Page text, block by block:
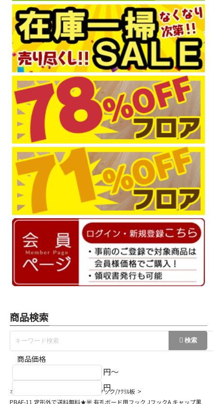
商品検索
商品価格
円～
円
ホーム
有孔ﾎﾞｰﾄﾞフック/ｱｸﾘﾙ板
PBAF-11 定形外で送料無料★光 有孔ボード用フック JフックA キャップ黒